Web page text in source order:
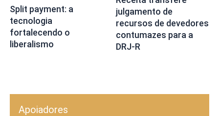
Split payment: a
tecnologia
fortalecendo o
liberalismo
julgamento de
recursos de devedores
contumazes para a
DRJ-R
Apoiadores